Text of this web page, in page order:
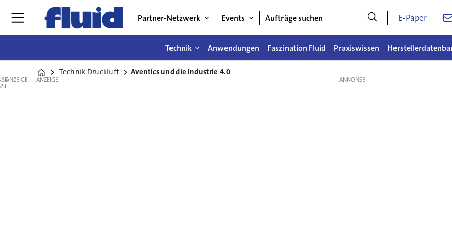
Partner-Netzwerk Events Aufträge suchen E-Paper
Technik Anwendungen Faszination Fluid Praxiswissen
Home
Technik-Druckluft Aventics und die Industrie 4.0
ANZEIGE ANZEIGE